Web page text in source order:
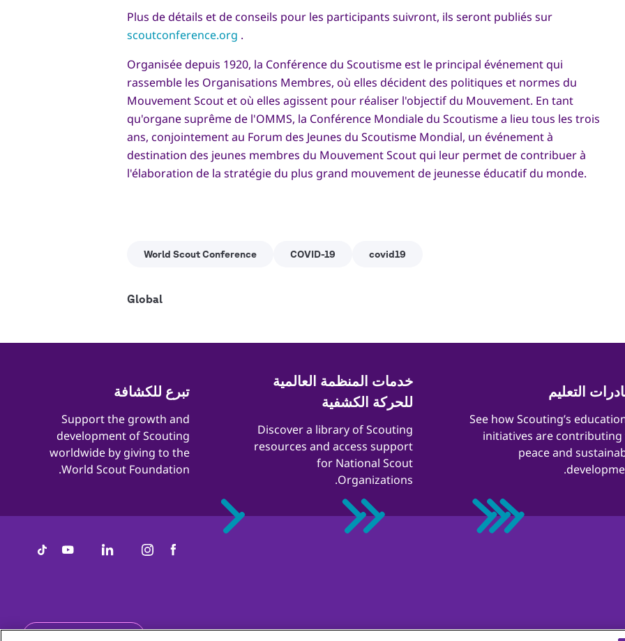
Plus de détails et de conseils pour les participants suivront, ils seront publiés sur
scoutconference.org .
Organisée depuis 1920, la Conférence du Scoutisme est le principal événement qui
rassemble les Organisations Membres, où elles décident des politiques et normes du
Mouvement Scout et où elles agissent pour réaliser l'objectif du Mouvement. En tant
qu'organe suprême de l'OMMS, la Conférence Mondiale du Scoutisme a lieu tous les trois
ans, conjointement au Forum des Jeunes du Scoutisme Mondial, un événement à
destination des jeunes membres du Mouvement Scout qui leur permet de contribuer à
l'élaboration de la stratégie du plus grand mouvement de jeunesse éducatif du monde.
World Scout Conference COVID-19 covid19
Global
التعليم
​​See how Scouting’s
initiatives are contributing
peace and
خدمات المنظمة العالمية
للحركة الكشفية
​​Discover a library of Scouting
resources and access support
for National Scout
Organizations.
تبرع للكشافة
​​Support the growth and
development of Scouting
worldwide by giving to the
World Scout Foundation.
أثناء المشاركة فى الأحداث عبر الإنترنت